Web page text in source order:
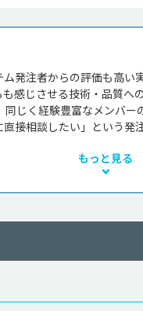
発注者からの評価も高
感じさせる技術・品質
じく経験豊富なメンバ
接相談したい」という発
もっと見る